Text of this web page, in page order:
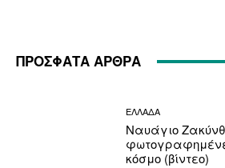
ΠΡΟΣΦΑΤΑ ΑΡΘΡΑ
ΕΛΛΑΔΑ
Ναυάγιο
κόσμο (βίντεο)